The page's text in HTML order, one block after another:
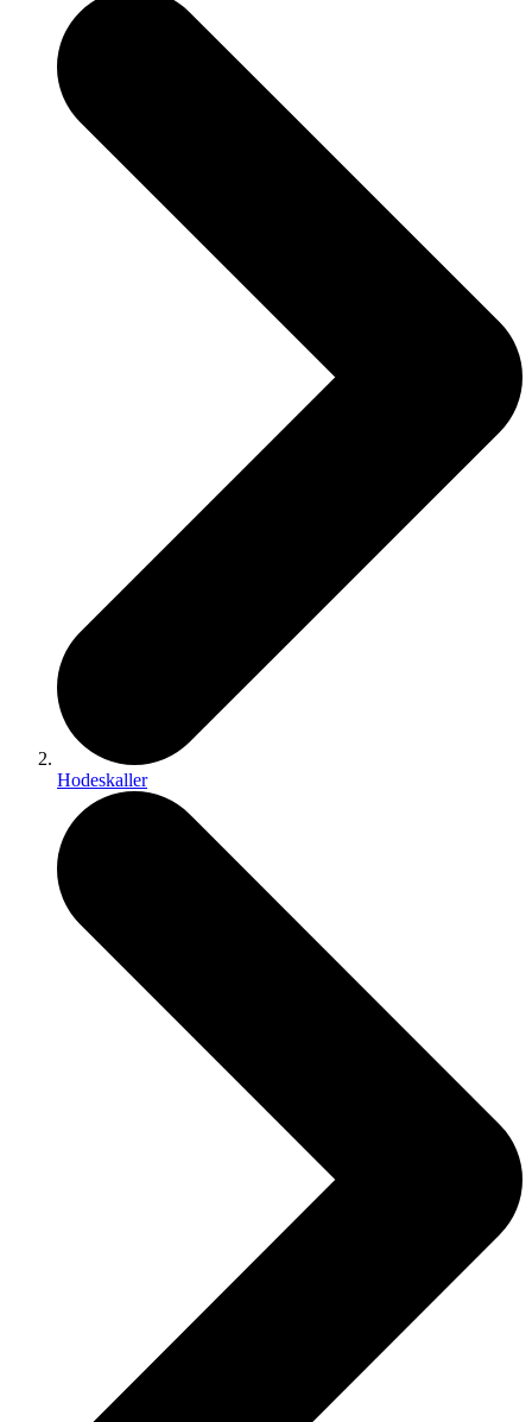
Hodeskaller